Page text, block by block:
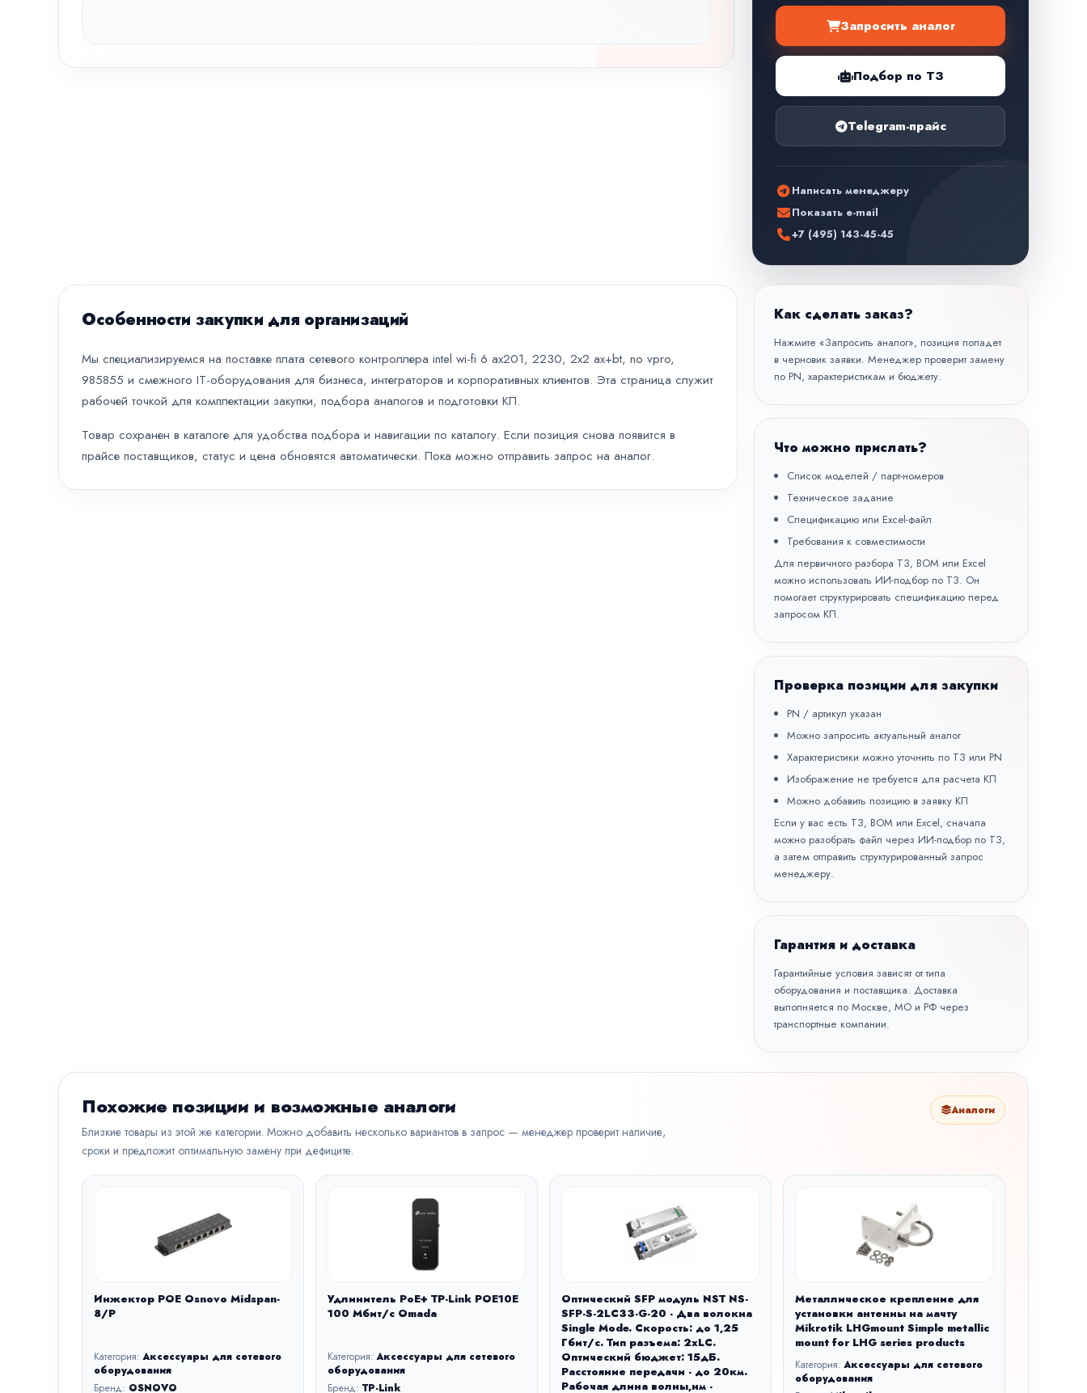
Запросить аналог
Подбор по ТЗ
Telegram-прайс
Написать менеджеру
Показать e-mail
+7 (495) 143-45-45
Особенности закупки для организаций
Мы специализируемся на поставке плата сетевого контроллера intel wi-fi 6 ax201, 2230, 2x2 ax+bt, no vpro,
985855 и смежного IT-оборудования для бизнеса, интеграторов и корпоративных клиентов. Эта страница служит
рабочей точкой для комплектации закупки, подбора аналогов и подготовки КП.
Товар сохранен в каталоге для удобства подбора и навигации по каталогу. Если позиция снова появится в
прайсе поставщиков, статус и цена обновятся автоматически. Пока можно отправить запрос на аналог.
Как сделать заказ?
Нажмите «Запросить аналог», позиция попадет
в черновик заявки. Менеджер проверит замену
по PN, характеристикам и бюджету.
Что можно прислать?
Список моделей / парт-номеров
Техническое задание
Спецификацию или Excel-файл
Требования к совместимости
Для первичного разбора ТЗ, BOM или Excel
можно использовать ИИ-подбор по ТЗ. Он
помогает структурировать спецификацию перед
запросом КП.
Проверка позиции для закупки
PN / артикул указан
Можно запросить актуальный аналог
Характеристики можно уточнить по ТЗ или PN
Изображение не требуется для расчета КП
Можно добавить позицию в заявку КП
Если у вас есть ТЗ, BOM или Excel, сначала
можно разобрать файл через ИИ-подбор по ТЗ,
а затем отправить структурированный запрос
менеджеру.
Гарантия и доставка
Гарантийные условия зависят от типа
оборудования и поставщика. Доставка
выполняется по Москве, МО и РФ через
транспортные компании.
Похожие позиции и возможные аналоги
Близкие товары из этой же категории. Можно добавить несколько вариантов в запрос — менеджер проверит наличие,
сроки и предложит оптимальную замену при дефиците.
Аналоги
Инжектор POE Osnovo Midspan-
8/P
Категория:Аксессуары для сетевого
оборудования
Бренд: OSNOVO
Удлинитель PoE+ TP-Link POE10E
100 Мбит/с Omada
Категория:Аксессуары для сетевого
оборудования
Бренд: TP-Link
Оптический SFP модуль NST NS-
SFP-S-2LC33-G-20 - Два волокна
Single Mode. Скорость: до 1,25
Гбит/c. Тип разъема: 2xLC.
Оптический бюджет: 15дБ.
Расстояние передачи - до 20км.
Рабочая длина волны,нм -
Металлическое крепление для
установки антенны на мачту
Mikrotik LHGmount Simple metallic
mount for LHG series products
Категория:Аксессуары для сетевого
оборудования